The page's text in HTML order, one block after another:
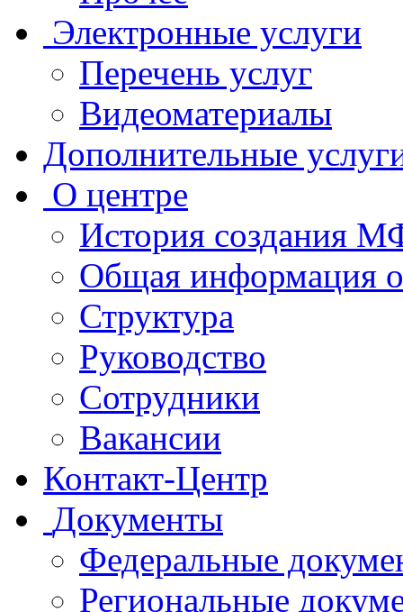
Электронные услуги
Перечень услуг
Видеоматериалы
Дополнительные
О центре
История создания
Общая
Структура
Руководство
Сотрудники
Вакансии
Контакт-Центр
Документы
Федеральные
Региональные